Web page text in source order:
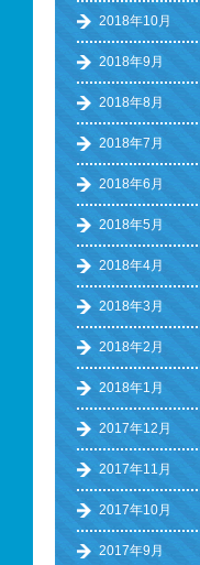
2018年10月
2018年9月
2018年8月
2018年7月
2018年6月
2018年5月
2018年4月
2018年3月
2018年2月
2018年1月
2017年12月
2017年11月
2017年10月
2017年9月